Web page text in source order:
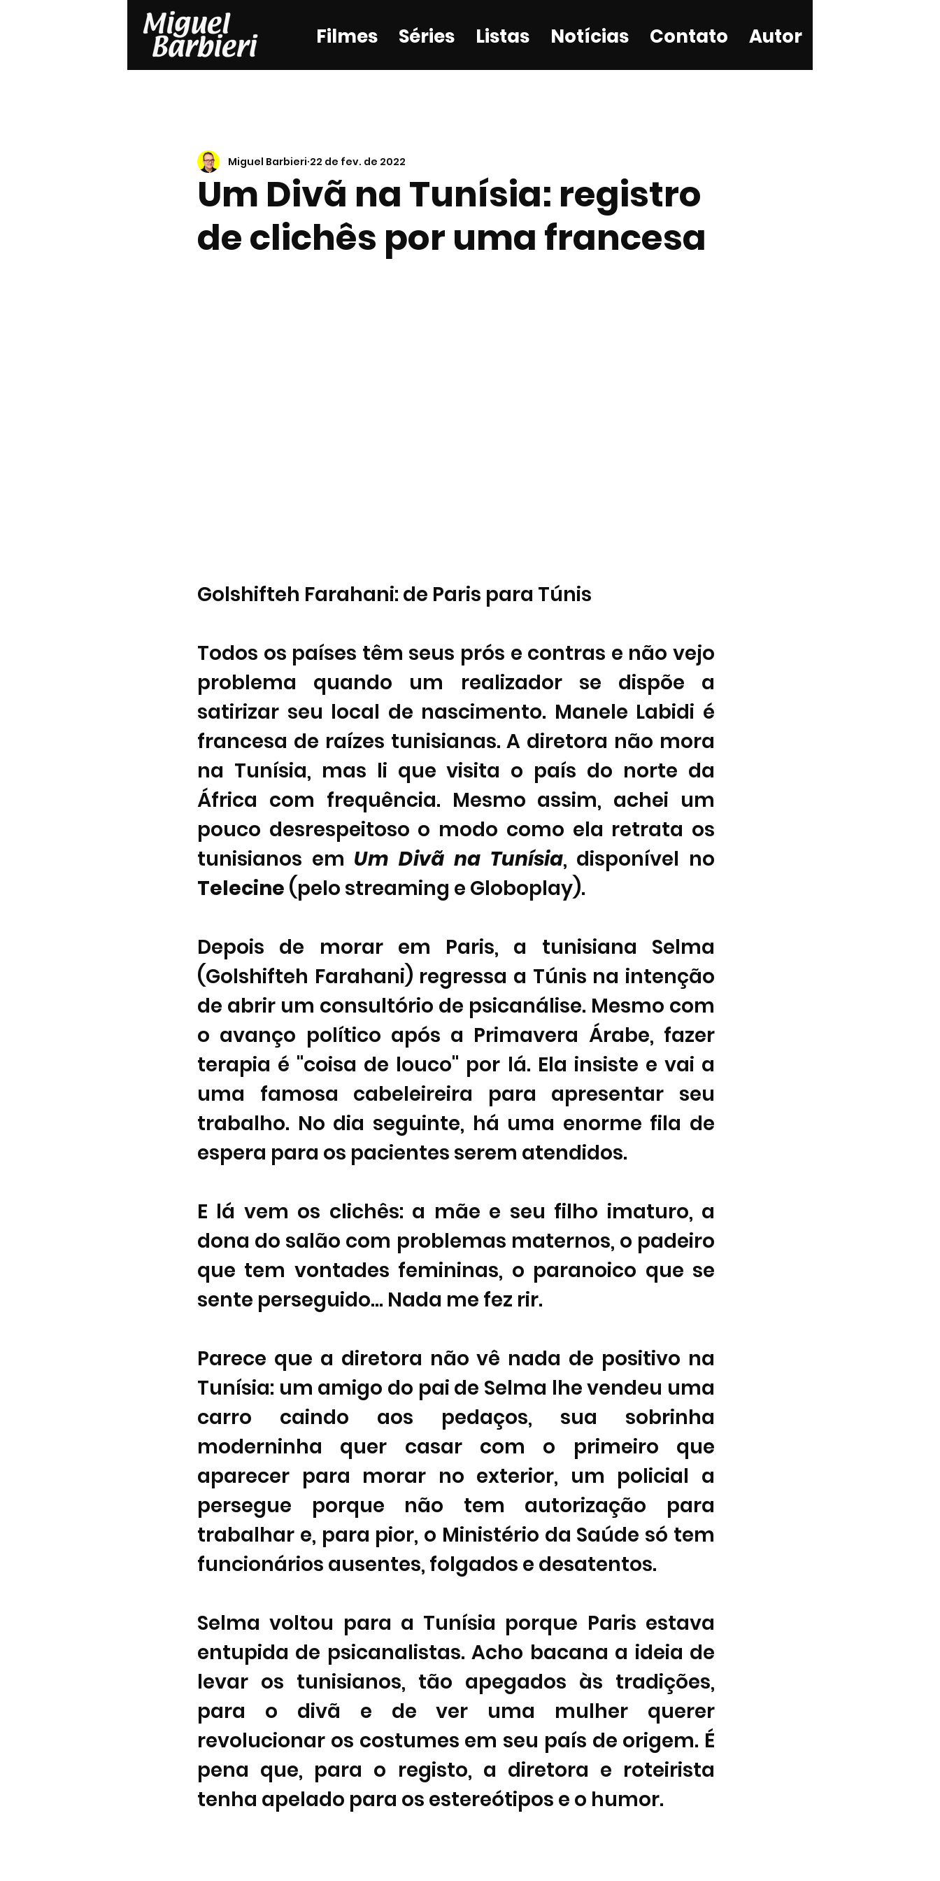
Filmes Séries Listas Notícias Contato Autor
Um Divã na Tunísia: registro
de clichês por uma francesa
Miguel Barbieri 22 de fev. de 2022
Golshifteh Farahani: de Paris para Túnis
Todos os países têm seus prós e contras e não vejo
problema quando um realizador se dispõe a
satirizar seu local de nascimento. Manele Labidi é
francesa de raízes tunisianas. A diretora não mora
na Tunísia, mas li que visita o país do norte da
África com frequência. Mesmo assim, achei um
pouco desrespeitoso o modo como ela retrata os
tunisianos em Um Divã na Tunísia
Telecine (pelo streaming e Globoplay).
Depois de morar em Paris, a tunisiana Selma
(Golshifteh Farahani) regressa a Túnis na intenção
de abrir um consultório de psicanálise. Mesmo com
o avanço político após a Primavera Árabe, fazer
terapia é "coisa de louco" por lá. Ela insiste e vai a
uma famosa cabeleireira para apresentar seu
trabalho. No dia seguinte, há uma enorme fila de
espera para os pacientes serem atendidos.
E lá vem os clichês: a mãe e seu filho imaturo, a
dona do salão com problemas maternos, o padeiro
que tem vontades femininas, o paranoico que se
sente perseguido... Nada me fez rir.
Parece que a diretora não vê nada de positivo na
Tunísia: um amigo do pai de Selma lhe vendeu uma
carro caindo aos pedaços, sua sobrinha
moderninha quer casar com o primeiro que
aparecer para morar no exterior, um policial a
persegue porque não tem autorização para
trabalhar e, para pior, o Ministério da Saúde só tem
funcionários ausentes, folgados e desatentos.
Selma voltou para a Tunísia porque Paris estava
entupida de psicanalistas. Acho bacana a ideia de
levar os tunisianos, tão apegados às tradições,
para o divã e de ver uma mulher querer
revolucionar os costumes em seu país de origem. É
pena que, para o registo, a diretora e roteirista
tenha apelado para os estereótipos e o humor.